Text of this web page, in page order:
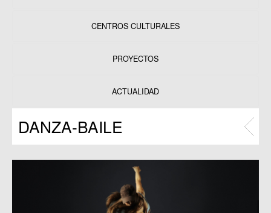
CENTROS CULTURALES
PROYECTOS
Programas
ACTUALIDAD
DANZA-BAILE